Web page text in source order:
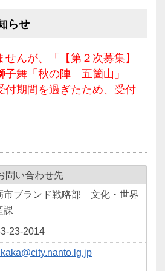
らせ
んが、「【第２次募集】
舞「秋の陣 五箇山」
付期間を過ぎたため、受付
問い合わせ先
市ブランド戦略部 文化・世界
課
23-2014